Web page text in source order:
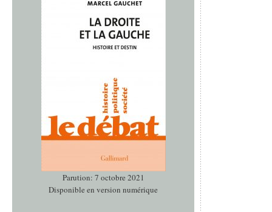
Parution: 7 octobre 2021
Disponible en version numérique